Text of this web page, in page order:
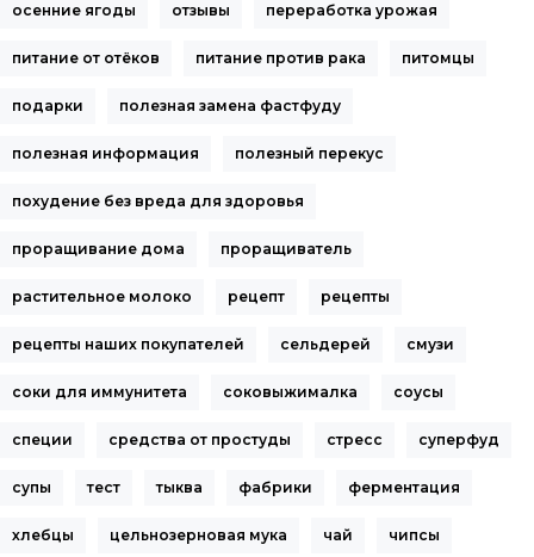
осенние ягоды отзывы переработка урожая
питание от отёков питание против рака питомцы
подарки полезная замена фастфуду
полезная информация полезный перекус
похудение без вреда для здоровья
проращивание дома проращиватель
растительное молоко рецепт рецепты
рецепты наших покупателей сельдерей смузи
соки для иммунитета соковыжималка соусы
специи средства от простуды стресс суперфуд
супы тест тыква фабрики ферментация
хлебцы цельнозерновая мука чай чипсы